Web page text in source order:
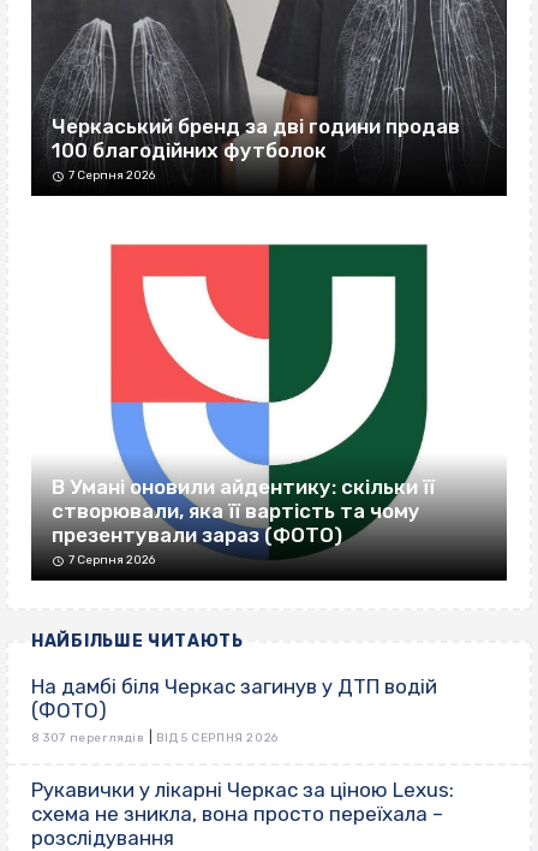
Черкаський бренд за дві години продав
100 благодійних футболок
7 Серпня 2026
В Умані оновили айдентику: скільки її
створювали, яка її вартість та чому
презентували зараз (ФОТО)
7 Серпня 2026
НАЙБІЛЬШЕ ЧИТАЮТЬ
На дамбі біля Черкас загинув у ДТП водій
(ФОТО)
8 307 переглядів ВІД 5 СЕРПНЯ 2026
Рукавички у лікарні Черкас за ціною Lexus:
схема не зникла, вона просто переїхала –
розслідування